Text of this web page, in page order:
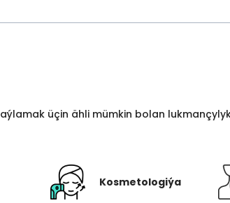
üçin ähli mümkin bolan
Kosmetologiýa